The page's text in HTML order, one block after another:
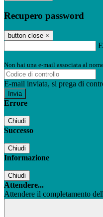
Recupero password
button close ×
Non hai una e-mail associata al
E-mail inviata, si prega di
Errore
Chiudi
Successo
Chiudi
Informazione
Chiudi
Attendere...
Attendere il completamento